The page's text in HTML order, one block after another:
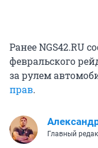
Ранее NGS42.RU
февральского
за рулем
прав.
Главный